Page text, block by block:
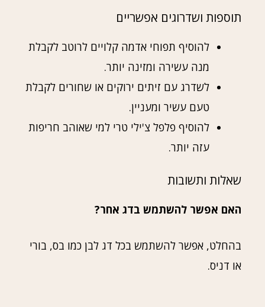
תוספות ושדרוגים אפשריים
להוסיף תפוחי אדמה קלויים לרוטב לקבלת
מנה עשירה ומזינה יותר.
לשדרג עם זיתים ירוקים או שחורים לקבלת
טעם עשיר ומעניין.
להוסיף פלפל צ'ילי טרי למי שאוהב חריפות
עזה יותר.
שאלות ותשובות
האם אפשר להשתמש בדג אחר?
בהחלט, אפשר להשתמש בכל דג לבן כמו בס, בורי
או דניס.